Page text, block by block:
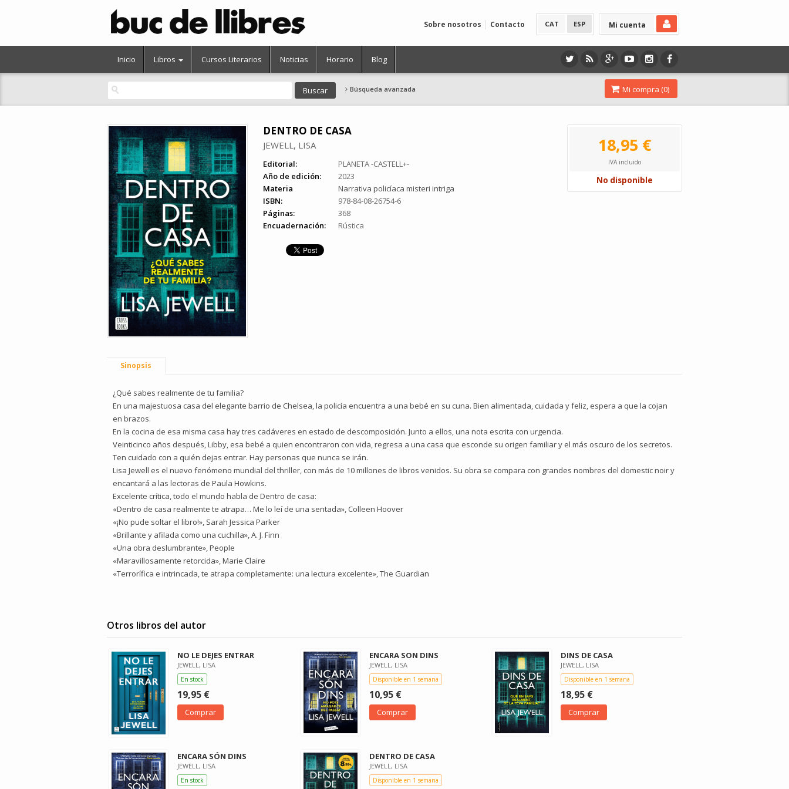
Mi cuenta
CAT ESP
Sobre nosotros Contacto
Inicio Libros Cursos Literarios Noticias Horario Blog
Búsqueda avanzada Mi compra (0)
DENTRO DE CASA
JEWELL, LISA
Editorial:
PLANETA -CASTELL+-
Año de edición:
2023
Materia
Narrativa policíaca misteri intriga
ISBN:
978-84-08-26754-6
Páginas:
368
Encuadernación:
Rústica
18,95 €
IVA incluido
No disponible
Sinopsis
¿Qué sabes realmente de tu familia?
En una majestuosa casa del elegante barrio de Chelsea, la policía encuentra a una bebé en su cuna. Bien alimentada, cuidada y feliz, espera a que la cojan
en brazos.
En la cocina de esa misma casa hay tres cadáveres en estado de descomposición. Junto a ellos, una nota escrita con urgencia.
Veinticinco años después, Libby, esa bebé a quien encontraron con vida, regresa a una casa que esconde su origen familiar y el más oscuro de los secretos.
Ten cuidado con a quién dejas entrar. Hay personas que nunca se irán.
Lisa Jewell es el nuevo fenómeno mundial del thriller, con más de 10 millones de libros venidos. Su obra se compara con grandes nombres del domestic noir y
encantará a las lectoras de Paula Howkins.
Excelente crítica, todo el mundo habla de Dentro de casa:
«Dentro de casa realmente te atrapa… Me lo leí de una sentada», Colleen Hoover
«¡No pude soltar el libro!», Sarah Jessica Parker
«Brillante y afilada como una cuchilla», A. J. Finn
«Una obra deslumbrante», People
«Maravillosamente retorcida», Marie Claire
«Terrorífica e intrincada, te atrapa completamente: una lectura excelente», The Guardian
Otros libros del autor
NO LE DEJES ENTRAR
JEWELL, LISA
En stock
19,95 €
Comprar
ENCARA SON DINS
JEWELL, LISA
Disponible en 1 semana
10,95 €
Comprar
DINS DE CASA
JEWELL, LISA
Disponible en 1 semana
18,95 €
Comprar
ENCARA SÓN DINS
JEWELL, LISA
En stock
DENTRO DE CASA
JEWELL, LISA
Disponible en 1 semana